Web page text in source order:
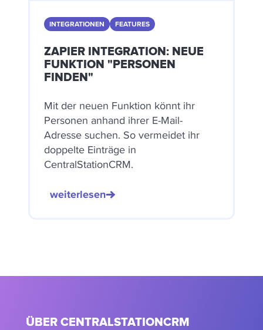
INTEGRATIONEN FEATURES
ZAPIER INTEGRATION: NEUE
FUNKTION "PERSONEN
FINDEN"
Mit der neuen Funktion könnt ihr
Personen anhand ihrer E-Mail-
Adresse suchen. So vermeidet ihr
doppelte Einträge in
CentralStationCRM.
weiterlesen
ÜBER CENTRALSTATIONCRM